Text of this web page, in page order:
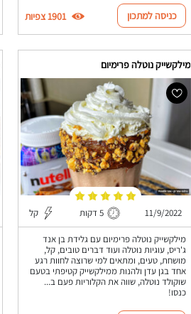
כניסה למתכון 1901 צפיות
מילקשייק נוטלה פרימיום
11/9/2022 5 דקות קל
מילקשייק נוטלה פרימיום עם גלידת בן אנד
ג'ריס, עוגיות נוטלה ועוד דברים טובים, קל,
מושחת, טעים, ומתאים למי שרוצה לחוות רגע
אחד בגן עדן ולהנות ממילקשייק קטיפתי בטעם
שוקולד נוטלה, שווה את הקלוריות פעם ב...
כנסו!